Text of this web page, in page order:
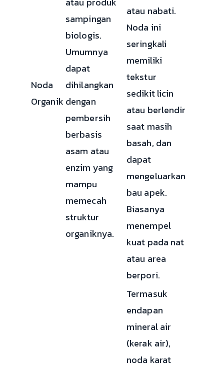
Noda
Organik
sampingan
biologis.
Umumnya
dapat
dihilangkan
dengan
pembersih
berbasis
asam atau
enzim yang
mampu
memecah
struktur
organiknya.
atau nabati.
Noda ini
seringkali
memiliki
tekstur
sedikit licin
atau berlendir
saat masih
basah, dan
dapat
mengeluarkan
bau apek.
Biasanya
menempel
kuat pada nat
atau area
berpori.
Termasuk
endapan
mineral air
(kerak air),
noda karat